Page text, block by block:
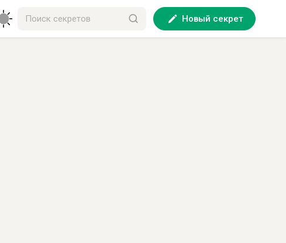
Новый секрет